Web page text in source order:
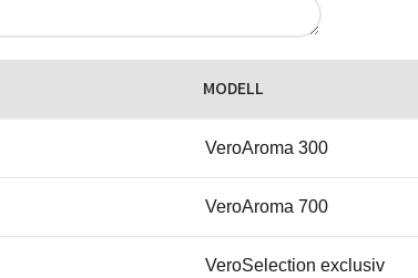
616531
BSHG616531
00616532
BSHG00616532
MODELL
VeroAroma 300
VeroAroma 700
VeroSelection exclusiv